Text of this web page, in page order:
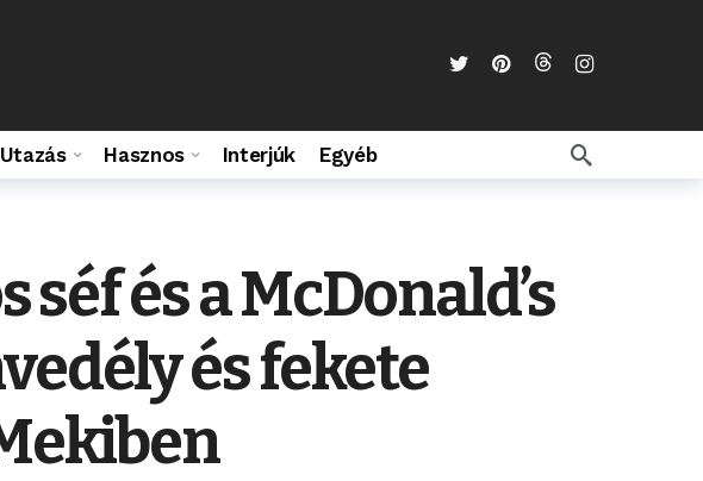
Utazás Hasznos Interjúk Egyéb
és a McDonald’s
és fekete